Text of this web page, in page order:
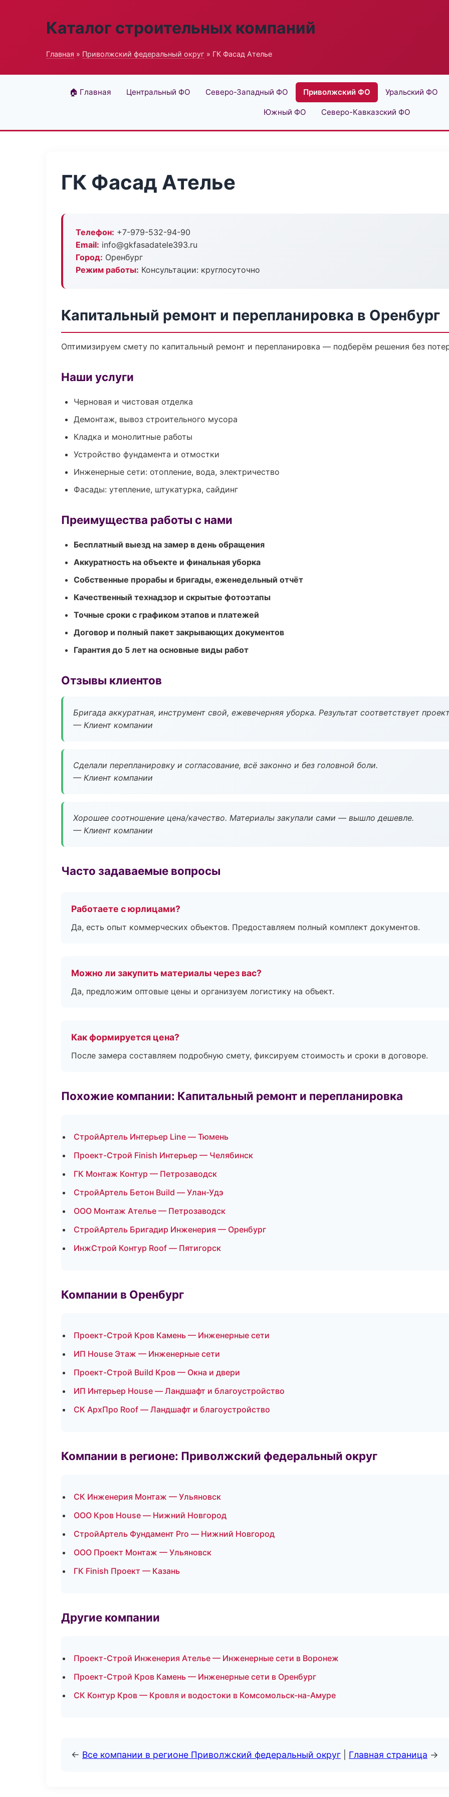
Каталог строительных компаний
Главная » Приволжский федеральный округ » ГК Фасад Ателье
🏠 Главная Центральный ФО Северо-Западный ФО Приволжский ФО Уральский ФО
Южный ФО Северо-Кавказский ФО
ГК Фасад Ателье
Телефон: +7-979-532-94-90
Email: info@gkfasadatele393.ru
Город: Оренбург
Режим работы: Консультации: круглосуточно
Капитальный ремонт и перепланировка в Оренбург
Оптимизируем смету по капитальный ремонт и перепланировка — подберём решения без
Наши услуги
Черновая и чистовая отделка
Демонтаж, вывоз строительного мусора
Кладка и монолитные работы
Устройство фундамента и отмостки
Инженерные сети: отопление, вода, электричество
Фасады: утепление, штукатурка, сайдинг
Преимущества работы с нами
Бесплатный выезд на замер в день обращения
Аккуратность на объекте и финальная уборка
Собственные прорабы и бригады, еженедельный отчёт
Качественный технадзор и скрытые фотоэтапы
Точные сроки с графиком этапов и платежей
Договор и полный пакет закрывающих документов
Гарантия до 5 лет на основные виды работ
Отзывы клиентов
Бригада аккуратная, инструмент свой, ежевечерняя уборка. Результат соответствует
— Клиент компании
Сделали перепланировку и согласование, всё законно и без головной боли.
— Клиент компании
Хорошее соотношение цена/качество. Материалы закупали сами — вышло дешевле.
— Клиент компании
Часто задаваемые вопросы
Работаете с юрлицами?
Да, есть опыт коммерческих объектов. Предоставляем полный комплект документов.
Можно ли закупить материалы через вас?
Да, предложим оптовые цены и организуем логистику на объект.
Как формируется цена?
После замера составляем подробную смету, фиксируем стоимость и сроки в договоре.
Похожие компании: Капитальный ремонт и перепланировка
СтройАртель Интерьер Line — Тюмень
Проект-Строй Finish Интерьер — Челябинск
ГК Монтаж Контур — Петрозаводск
СтройАртель Бетон Build — Улан-Удэ
ООО Монтаж Ателье — Петрозаводск
СтройАртель Бригадир Инженерия — Оренбург
ИнжСтрой Контур Roof — Пятигорск
Компании в Оренбург
Проект-Строй Кров Камень — Инженерные сети
ИП House Этаж — Инженерные сети
Проект-Строй Build Кров — Окна и двери
ИП Интерьер House — Ландшафт и благоустройство
СК АрхПро Roof — Ландшафт и благоустройство
Компании в регионе: Приволжский федеральный округ
СК Инженерия Монтаж — Ульяновск
ООО Кров House — Нижний Новгород
СтройАртель Фундамент Pro — Нижний Новгород
ООО Проект Монтаж — Ульяновск
ГК Finish Проект — Казань
Другие компании
Проект-Строй Инженерия Ателье — Инженерные сети в Воронеж
Проект-Строй Кров Камень — Инженерные сети в Оренбург
СК Контур Кров — Кровля и водостоки в Комсомольск-на-Амуре
← Все компании в регионе Приволжский федеральный округ Главная страница →